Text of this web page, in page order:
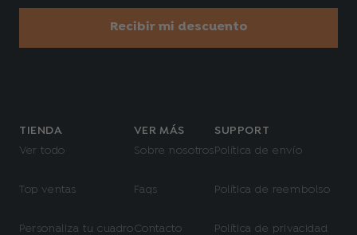
Recibir mi descuento
TIENDA
Ver todo
Top ventas
Personaliza tu cuadro
VER MÁS
Sobre nosotros
Faqs
Contacto
SUPPORT
Política de envío
Política de reembolso
Política de privacidad